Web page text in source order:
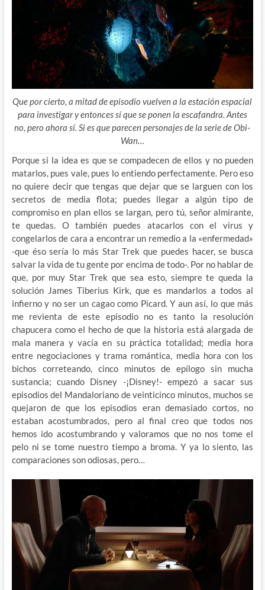
Que por cierto, a mitad de episodio vuelven a la estación espacial
para investigar y entonces sí que se ponen la escafandra. Antes
no, pero ahora sí. Si es que parecen personajes de la serie de Obi-
Wan…
Porque si la idea es que se compadecen de ellos y no pueden
matarlos, pues vale, pues lo entiendo perfectamente. Pero eso
no quiere decir que tengas que dejar que se larguen con los
secretos de media flota; puedes llegar a algún tipo de
compromiso en plan ellos se largan, pero tú, señor almirante,
te quedas. O también puedes atacarlos con el virus y
congelarlos de cara a encontrar un remedio a la «enfermedad»
-que éso sería lo más Star Trek que puedes hacer, se busca
salvar la vida de tu gente por encima de todo-. Por no hablar de
que, por muy Star Trek que sea esto, siempre te queda la
solución James Tiberius Kirk, que es mandarlos a todos al
infierno y no ser un cagao como Picard. Y aun así, lo que más
me revienta de este episodio no es tanto la resolución
chapucera como el hecho de que la historia está alargada de
mala manera y vacía en su práctica totalidad; media hora
entre negociaciones y trama romántica, media hora con los
bichos correteando, cinco minutos de epílogo sin mucha
sustancia; cuando Disney -¡Disney!- empezó a sacar sus
episodios del Mandaloriano de veinticinco minutos, muchos se
quejaron de que los episodios eran demasiado cortos, no
estaban acostumbrados, pero al final creo que todos nos
hemos ido acostumbrando y valoramos que no nos tome el
pelo ni se tome nuestro tiempo a broma. Y ya lo siento, las
comparaciones son odiosas, pero…